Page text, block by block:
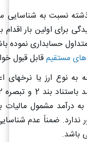
نسبت به شناسایی
برای اولین بار
حسابداری نموده
قابل قبول
به نوع ارز یا نرخهای
2 و تبصره 2
درآمد مشمول مالیات
بند 3 ماده مذکور ندارد. ضمناً
باشد.